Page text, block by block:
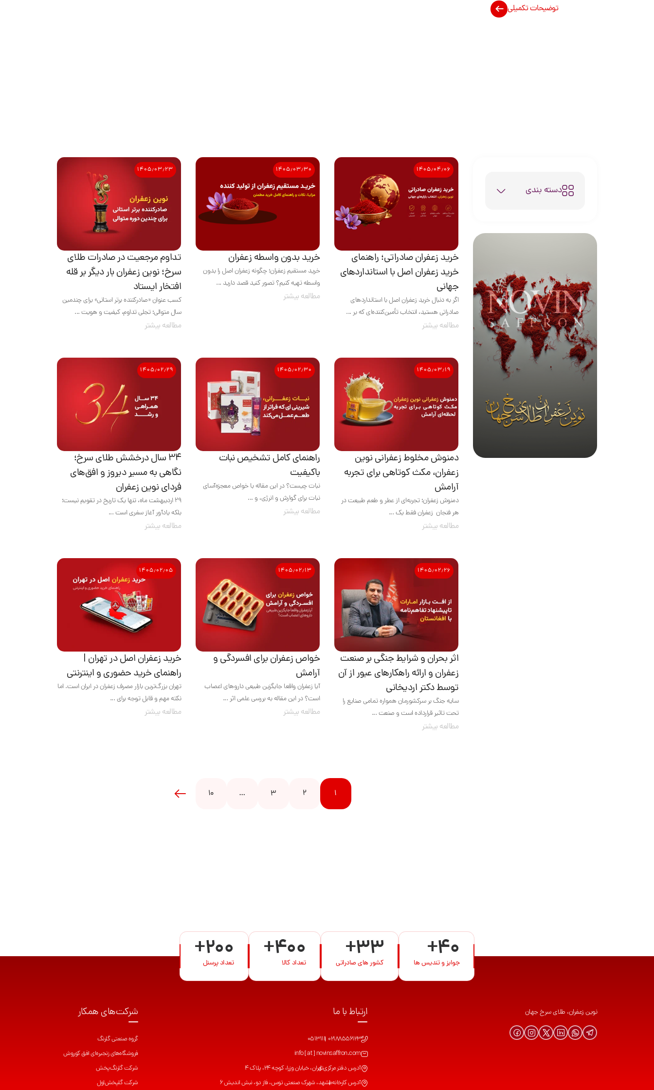
توضیحات تکمیلی
دسته بندی
۱۴۰۵٫۰۴٫۰۶
خرید زعفران صادراتی؛ راهنمای
خرید زعفران اصل با استانداردهای
جهانی
اگر به دنبال خرید زعفران اصل با استانداردهای
صادراتی هستید، انتخاب تأمین‌کننده‌ای که بر ...
مطالعه بیشتر
۱۴۰۵٫۰۳٫۳۰
خرید بدون واسطه زعفران
خرید مستقیم زعفران؛ چگونه زعفران اصل را بدون
واسطه تهیه کنیم؟ تصور کنید قصد دارید ...
مطالعه بیشتر
۱۴۰۵٫۰۳٫۲۳
تداوم مرجعیت در صادرات طلای
سرخ؛ نوین زعفران بار دیگر بر قله
افتخار ایستاد
کسب عنوان «صادرکننده برتر استانی» برای چندمین
سال متوالی؛ تجلی تداوم، کیفیت و هویت ...
مطالعه بیشتر
۱۴۰۵٫۰۳٫۱۹
دمنوش مخلوط زعفرانی نوین
زعفران، مکث کوتاهی برای تجربه
آرامش
دمنوش زعفران؛ تجربه‌ای از عطر و طعم طبیعت در
هر فنجان زعفران فقط یک ...
مطالعه بیشتر
۱۴۰۵٫۰۲٫۳۰
راهنمای کامل تشخیص نبات
باکیفیت
نبات چیست؟ در این مقاله با خواص معجزه‌آسای
نبات برای گوارش و انرژی، و ...
مطالعه بیشتر
۱۴۰۵٫۰۲٫۲۹
۳۴ سال درخشش طلای سرخ؛
نگاهی به مسیر دیروز و افق‌های
فردای نوین زعفران
۲۹ اردیبهشت ماه، تنها یک تاریخ در تقویم نیست؛
بلکه یادآور آغاز سفری است ...
مطالعه بیشتر
۱۴۰۵٫۰۲٫۲۶
اثر بحران و شرایط جنگی بر صنعت
زعفران و ارائه راهکارهای عبور از آن
توسط دکتر اردیخانی
سایه جنگ بر سرکشورمان همواره تمامی صنایع را
تحت تاثیر قرارداده است و صنعت ...
مطالعه بیشتر
۱۴۰۵٫۰۲٫۱۳
خواص زعفران برای افسردگی و
آرامش
آیا زعفران واقعا جایگزین طبیعی داروهای اعصاب
است؟ در این مقاله به بررسی علمی اثر ...
مطالعه بیشتر
۱۴۰۵٫۰۲٫۰۵
خرید زعفران اصل در تهران |
راهنمای خرید حضوری و اینترنتی
تهران بزرگ‌ترین بازار مصرف زعفران در ایران است. اما
نکته مهم و قابل توجه برای ...
مطالعه بیشتر
1
2
3
…
10
+40
جوایز و تندیس ها +33
کشور های صادراتی +400
تعداد کالا +200
تعداد پرسنل
نوین زعفران، طلای سرخ جهان ارتباط با ما
02188556123
0513111
info [ at ] novinsaffron.com
آدرس دفتر مرکزیتهران، خیابان وزرا، کوچه 24، پلاک 4
آدرس کارخانهمشهد، شهرک صنعتی توس، فاز دو، نبش اندیش 6
شرکت‌های همکار
گروه صنعتی گلرنگ
فروشگاه‌های زنجیره‌ای افق کوروش
شرکت گلرنگ‌پخش
شرکت گلپخش‌اول